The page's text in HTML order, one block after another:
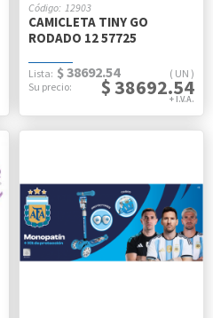
12903
CAMICLETA TINY GO
RODADO 12 57725
UN
$ 38692.54
$ 38692.54